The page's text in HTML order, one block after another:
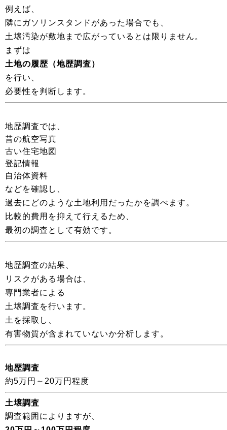
例えば、
隣にガソリンスタンドがあった場合でも、
土壌汚染が敷地まで広がっているとは限りません。
まずは
土地の履歴（地歴調査）
を行い、
必要性を判断します。
地歴調査では、
昔の航空写真
古い住宅地図
登記情報
自治体資料
などを確認し、
過去にどのような土地利用だったかを調べます。
比較的費用を抑えて行えるため、
最初の調査として有効です。
地歴調査の結果、
リスクがある場合は、
専門業者による
土壌調査を行います。
土を採取し、
有害物質が含まれていないか分析します。
地歴調査
約5万円～20万円程度
土壌調査
調査範囲によりますが、